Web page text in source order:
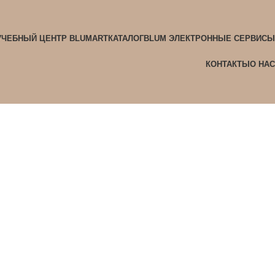
ЦЕНТР BLUMARTКАТАЛОГBLUM ЭЛЕКТРОННЫЕ СЕРВИСЫ
КОНТАКТЫ О НАС